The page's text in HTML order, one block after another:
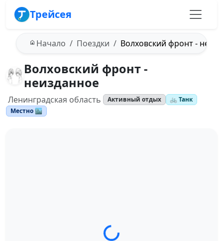
Трейсея
Начало Поездки Волховский фронт -
Волховский фронт -
неизданное
Ленинградская область Активный отдых
🚲 Танк
Местно 🏙️